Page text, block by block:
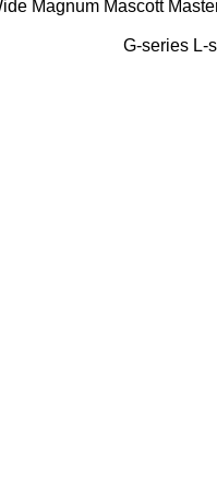
Magnum Mascott
G-series L-